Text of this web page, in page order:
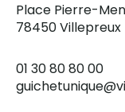
Place Pierre-
78450 Villepreux
01 30 80 80 00